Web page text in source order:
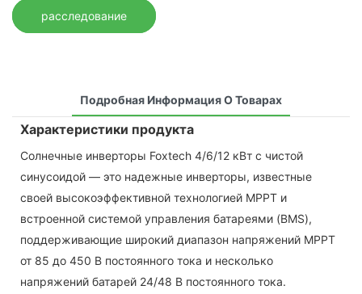
расследование
Подробная Информация О Товарах
Характеристики продукта
Солнечные инверторы Foxtech 4/6/12 кВт с чистой
синусоидой — это надежные инверторы, известные
своей высокоэффективной технологией MPPT и
встроенной системой управления батареями (BMS),
поддерживающие широкий диапазон напряжений MPPT
от 85 до 450 В постоянного тока и несколько
напряжений батарей 24/48 В постоянного тока.